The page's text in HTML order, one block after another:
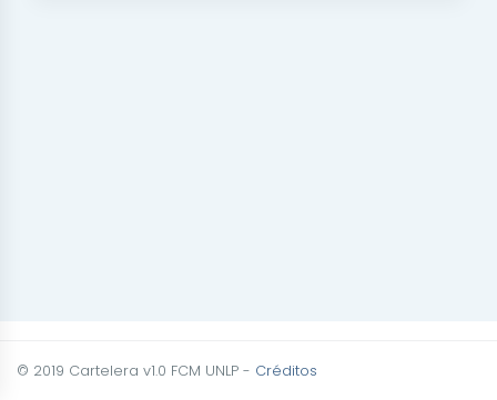
© 2019 Cartelera v1.0 FCM UNLP - Créditos